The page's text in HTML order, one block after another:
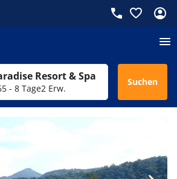
Resort & Spa
5 - 8 Tage2 Erw.
Suchen